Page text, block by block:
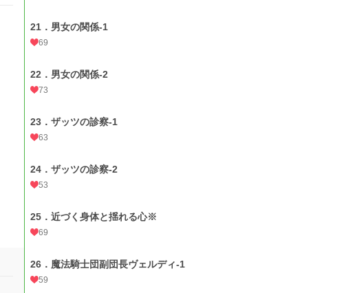
21．男女の関係-1
69
22．男女の関係-2
73
23．ザッツの診察-1
63
24．ザッツの診察-2
53
25．近づく身体と揺れる心※
69
26．魔法騎士団副団長ヴェルディ-1
59